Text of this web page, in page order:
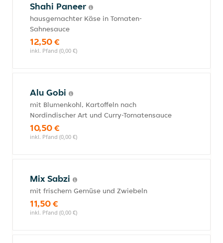
Shahi Paneer
hausgemachter Käse in Tomaten-
Sahnesauce
12,50 €
inkl. Pfand (0,00 €)
Alu Gobi
mit Blumenkohl, Kartoffeln nach
Nordindischer Art und Curry-Tomatensauce
10,50 €
inkl. Pfand (0,00 €)
Mix Sabzi
mit frischem Gemüse und Zwiebeln
11,50 €
inkl. Pfand (0,00 €)